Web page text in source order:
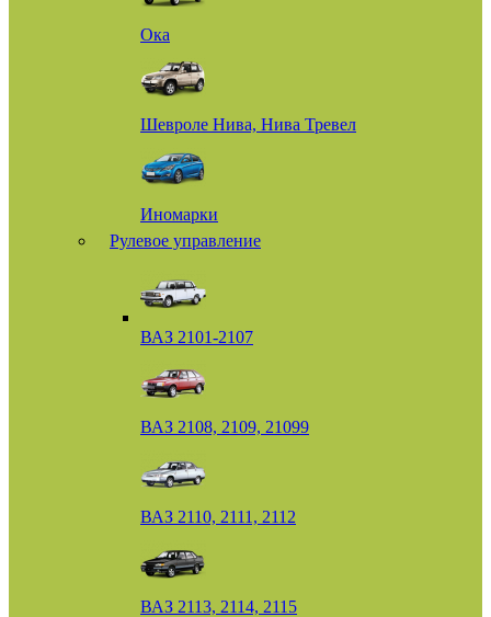
Ока
Шевроле Нива, Нива Тревел
Иномарки
Рулевое управление
ВАЗ 2101-2107
ВАЗ 2108, 2109, 21099
ВАЗ 2110, 2111, 2112
ВАЗ 2113, 2114, 2115